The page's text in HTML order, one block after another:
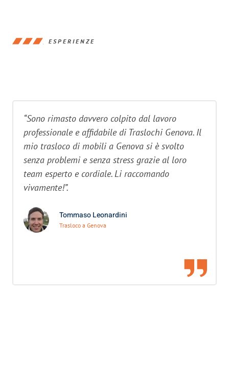
ESPERIENZE
“Sono rimasto davvero colpito dal lavoro
professionale e affidabile di Traslochi Genova. Il
mio trasloco di mobili a Genova si è svolto
senza problemi e senza stress grazie al loro
team esperto e cordiale. Li raccomando
vivamente!”.
Tommaso Leonardini
Trasloco a Genova